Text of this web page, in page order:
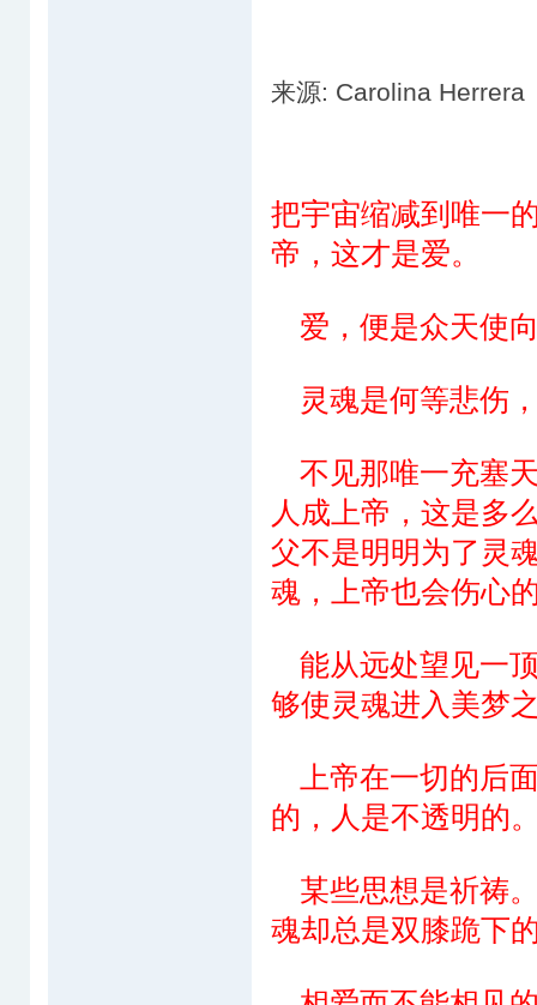
来源: Carolina
把宇宙缩减到唯一
帝，这才是爱。
爱，便是众天使
灵魂是何等悲伤
不见那唯一充塞
人成上帝，这是多
父不是明明为了灵
魂，上帝也会伤心
能从远处望见一
够使灵魂进入美梦
上帝在一切的后
的，人是不透明的
某些思想是祈祷
魂却总是双膝跪下